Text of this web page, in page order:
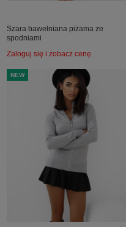
Szara bawełniana piżama ze
spodniami
Zaloguj się i zobacz cenę
NEW